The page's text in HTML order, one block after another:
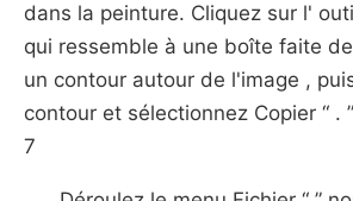
dans la peinture. Cliquez sur l'
qui ressemble à une boîte faite
un contour autour de l'image ,
contour et sélectionnez Copier “ . ”
7